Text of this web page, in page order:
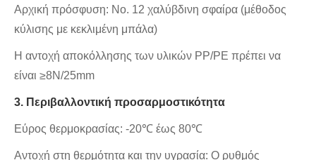
Αρχική πρόσφυση: Νο. 12 χαλύβδινη σφαίρα (μέθοδος
κύλισης με κεκλιμένη μπάλα)
Η αντοχή αποκόλλησης των υλικών PP/PE πρέπει να
είναι ≥8N/25mm
3. Περιβαλλοντική προσαρμοστικότητα
Εύρος θερμοκρασίας: -20℃ έως 80℃
Αντοχή στη θερμότητα και την υγρασία: Ο ρυθμός